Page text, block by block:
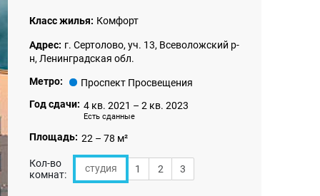
Класс жилья: Комфорт
Адрес: г. Сертолово, уч. 13, Всеволожский р-
н, Ленинградская обл.
Метро:
Проспект Просвещения
Год сдачи: 4 кв. 2021 – 2 кв. 2023
Есть сданные
Площадь: 22 – 78 м²
Кол-во
комнат:
студия 1 2 3